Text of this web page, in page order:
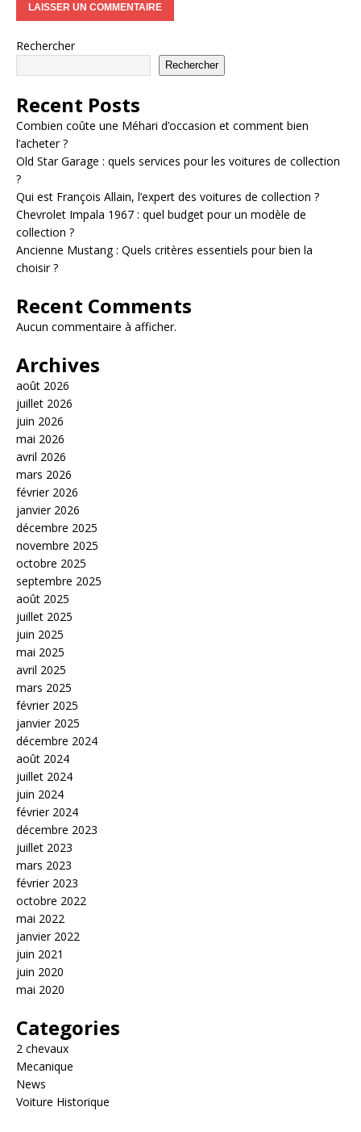
Rechercher
Rechercher
Recent Posts
Combien coûte une Méhari d’occasion et comment bien
l’acheter ?
Old Star Garage : quels services pour les voitures de collection
?
Qui est François Allain, l’expert des voitures de collection ?
Chevrolet Impala 1967 : quel budget pour un modèle de
collection ?
Ancienne Mustang : Quels critères essentiels pour bien la
choisir ?
Recent Comments
Aucun commentaire à afficher.
Archives
août 2026
juillet 2026
juin 2026
mai 2026
avril 2026
mars 2026
février 2026
janvier 2026
décembre 2025
novembre 2025
octobre 2025
septembre 2025
août 2025
juillet 2025
juin 2025
mai 2025
avril 2025
mars 2025
février 2025
janvier 2025
décembre 2024
août 2024
juillet 2024
juin 2024
février 2024
décembre 2023
juillet 2023
mars 2023
février 2023
octobre 2022
mai 2022
janvier 2022
juin 2021
juin 2020
mai 2020
Categories
2 chevaux
Mecanique
News
Voiture Historique